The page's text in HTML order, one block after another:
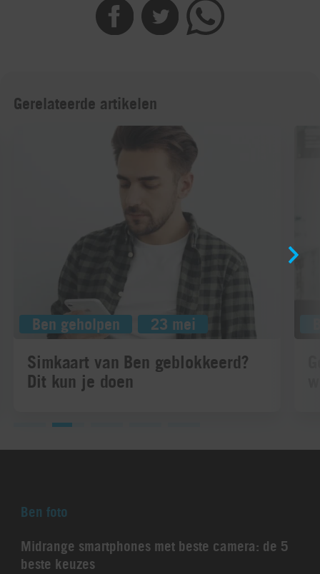
Gerelateerde artikelen
Ben geholpen 23 mei
Simkaart van Ben geblokkeerd?
Dit kun je doen
Ben foto
Midrange smartphones met beste camera: de 5
beste keuzes